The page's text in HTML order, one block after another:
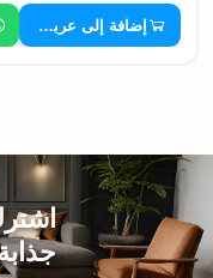
إضافة إلى عربة التسوق